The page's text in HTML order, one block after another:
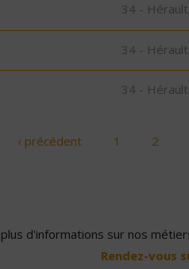
34 - Hérault
34 - Hérault
34 - Hérault
‹ précédent 1 2
d'informations sur nos
Rendez-vous